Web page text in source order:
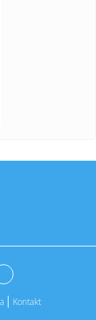
gde
Iran
...
za besplatni
Ovo su teme
Kontakt